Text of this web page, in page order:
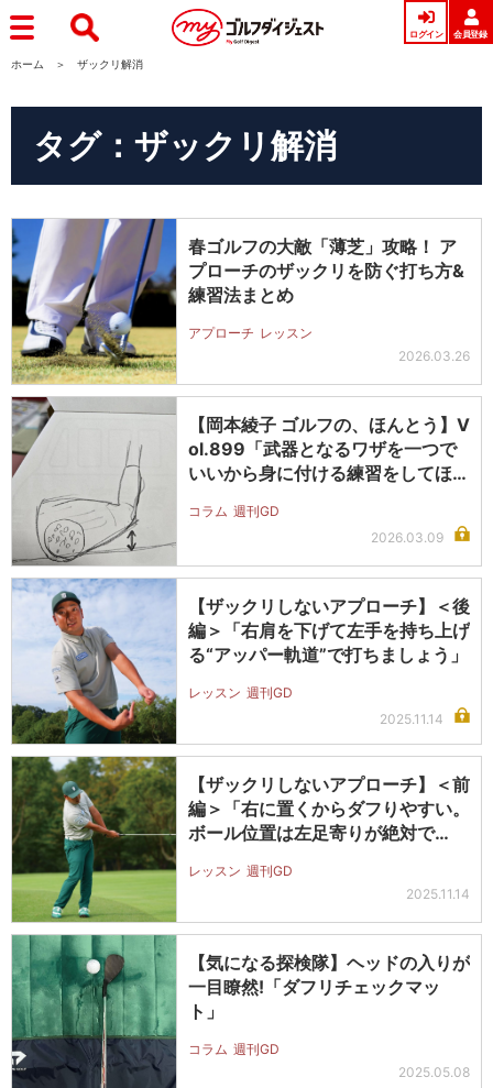
ログイン 会員登録
ホーム ザックリ解消
タグ：ザックリ解消
春ゴルフの大敵「薄芝」攻略！ ア
プローチのザックリを防ぐ打ち方&
練習法まとめ
アプローチ レッスン
2026.03.26
【岡本綾子 ゴルフの、ほんとう】V
ol.899「武器となるワザを一つで
いいから身に付ける練習をしてほ…
コラム 週刊GD
2026.03.09
【ザックリしないアプローチ】＜後
編＞「右肩を下げて左手を持ち上げ
る“アッパー軌道”で打ちましょう」
レッスン 週刊GD
2025.11.14
【ザックリしないアプローチ】＜前
編＞「右に置くからダフりやすい。
ボール位置は左足寄りが絶対で
レッスン 週刊GD
2025.11.14
【気になる探検隊】ヘッドの入りが
一目瞭然!「ダフリチェックマッ
ト」
コラム 週刊GD
2025.05.08